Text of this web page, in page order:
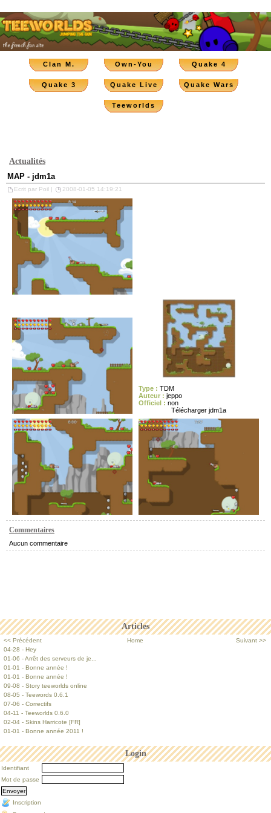
Clan M. Own-You Quake 4
Quake 3 Quake Live Quake Wars
Teeworlds
Articles
<< Précédent Home
Suivant >>
04-28 - Hey
01-06 - Arrêt des serveurs de je...
01-01 - Bonne année !
01-01 - Bonne année !
09-08 - Story teeworlds online
08-05 - Teewords 0.6.1
07-06 - Correctifs
04-11 - Teeworlds 0.6.0
02-04 - Skins Harricote [FR]
01-01 - Bonne année 2011 !
Login
Identifiant
Mot de passe
Inscription
Actualités
MAP - jdm1a
Ecrit par Poil | 2008-01-05 14:19:21
Type : TDM
Auteur : jeppo
Officiel : non
Télécharger jdm1a
Commentaires
Aucun commentaire